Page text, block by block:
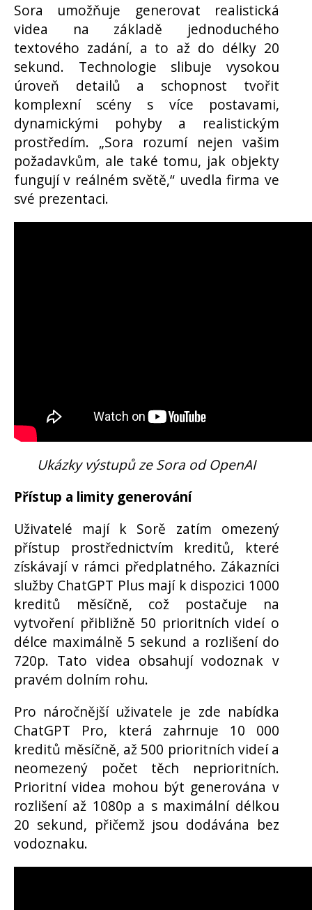
Sora umožňuje generovat realistická
videa na základě jednoduchého
textového zadání, a to až do délky 20
sekund. Technologie slibuje vysokou
úroveň detailů a schopnost tvořit
komplexní scény s více postavami,
dynamickými pohyby a realistickým
prostředím. „Sora rozumí nejen vašim
požadavkům, ale také tomu, jak objekty
fungují v reálném světě,“ uvedla firma ve
své prezentaci.
Ukázky výstupů ze Sora od OpenAI
Přístup a limity generování
Uživatelé mají k Sorě zatím omezený
přístup prostřednictvím kreditů, které
získávají v rámci předplatného. Zákazníci
služby ChatGPT Plus mají k dispozici 1000
kreditů měsíčně, což postačuje na
vytvoření přibližně 50 prioritních videí o
délce maximálně 5 sekund a rozlišení do
720p. Tato videa obsahují vodoznak v
pravém dolním rohu.
Pro náročnější uživatele je zde nabídka
ChatGPT Pro, která zahrnuje 10 000
kreditů měsíčně, až 500 prioritních videí a
neomezený počet těch neprioritních.
Prioritní videa mohou být generována v
rozlišení až 1080p a s maximální délkou
20 sekund, přičemž jsou dodávána bez
vodoznaku.